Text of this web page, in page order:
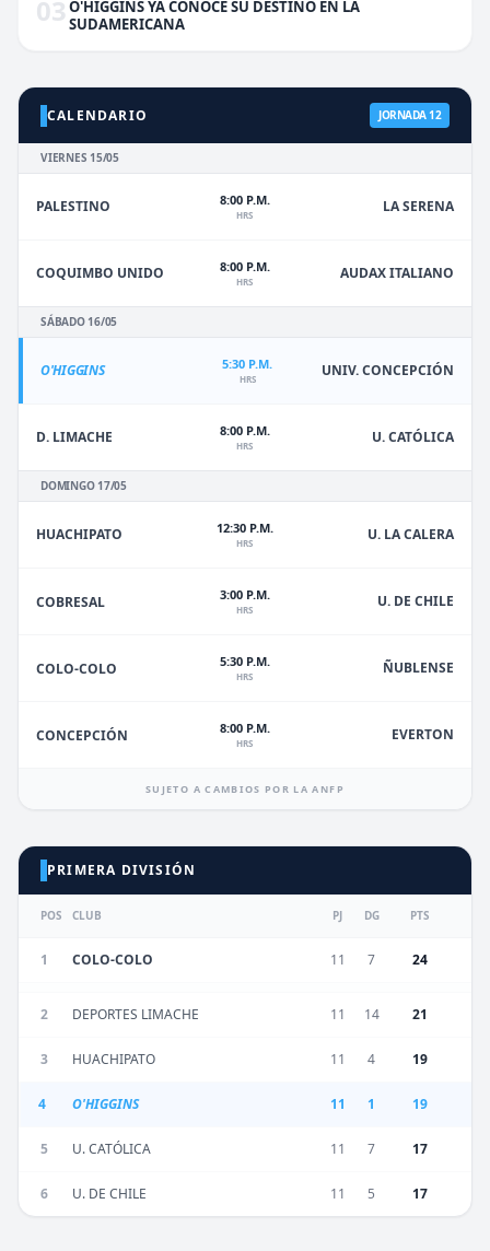
03 O'HIGGINS YA CONOCE SU DESTINO EN LA
SUDAMERICANA
CALENDARIO JORNADA 12
VIERNES 15/05
PALESTINO 8:00 P.M.
HRS LA SERENA
COQUIMBO UNIDO 8:00 P.M.
HRS AUDAX ITALIANO
SÁBADO 16/05
O'HIGGINS 5:30 P.M.
HRS UNIV. CONCEPCIÓN
D. LIMACHE 8:00 P.M.
HRS U. CATÓLICA
DOMINGO 17/05
HUACHIPATO 12:30 P.M.
HRS U. LA CALERA
COBRESAL 3:00 P.M.
HRS U. DE CHILE
COLO-COLO 5:30 P.M.
HRS ÑUBLENSE
CONCEPCIÓN 8:00 P.M.
HRS EVERTON
SUJETO A CAMBIOS POR LA ANFP
PRIMERA DIVISIÓN
POS CLUB PJ DG PTS
1 COLO-COLO 11 7 24
2 DEPORTES LIMACHE 11 14 21
3 HUACHIPATO 11 4 19
4 O'HIGGINS 11 1 19
5 U. CATÓLICA 11 7 17
6 U. DE CHILE 11 5 17